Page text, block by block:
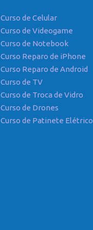
Curso de Celular
Curso de Videogame
Curso de Notebook
Curso Reparo de iPhone
Curso Reparo de Android
Curso de TV
Curso de Troca de Vidro
Curso de Drones
Curso de Patinete Elétrico